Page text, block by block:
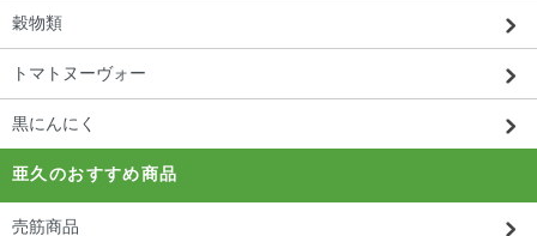
穀物類
トマトヌーヴォー
黒にんにく
亜久のおすすめ商品
売筋商品